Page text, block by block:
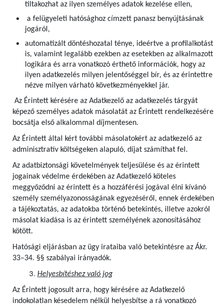
tiltakozhat az ilyen személyes adatok kezelése ellen,
a felügyeleti hatósághoz címzett panasz benyújtásának
jogáról,
automatizált döntéshozatal ténye, ideértve a profilalkotást
is, valamint legalább ezekben az esetekben az alkalmazott
logikára és arra vonatkozó érthető információk, hogy az
ilyen adatkezelés milyen jelentőséggel bír, és az érintettre
nézve milyen várható következményekkel jár.
Az Érintett kérésére az Adatkezelő az adatkezelés tárgyát
képező személyes adatok másolatát az Érintett rendelkezésére
bocsátja első alkalommal díjmentesen.
Az Érintett által kért további másolatokért az adatkezelő az
adminisztratív költségeken alapuló, díjat számíthat fel.
Az adatbiztonsági követelmények teljesülése és az érintett
jogainak védelme érdekében az Adatkezelő köteles
meggyőződni az érintett és a hozzáférési jogával élni kívánó
személy személyazonosságának egyezéséről, ennek érdekében
a tájékoztatás, az adatokba történő betekintés, illetve azokról
másolat kiadása is az érintett személyének azonosításához
kötött.
Hatósági eljárásban az ügy irataiba való betekintésre az Ákr.
33–34. §§ szabályai irányadók.
Helyesbítéshez való jog
Az Érintett jogosult arra, hogy kérésére az Adatkezelő
indokolatlan késedelem nélkül helyesbítse a rá vonatkozó